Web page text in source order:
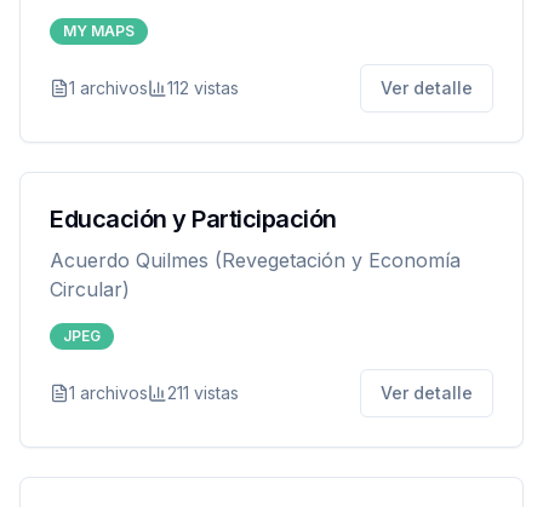
ofrecer a los vecinos un lugar donde depositar
los residuos reciclables que generen en sus
transportar estos residuos hasta nuestro Punto
MY MAPS
1 archivos 112 vistas Ver detalle
Educación y Participación
Acuerdo Quilmes (Revegetación y Economía
Circular)
JPEG
1 archivos 211 vistas Ver detalle